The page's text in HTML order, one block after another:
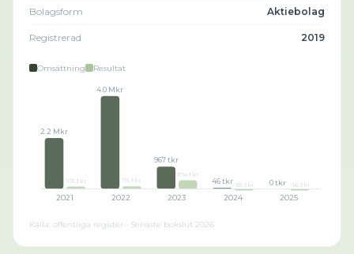
Bolagsform Aktiebolag
Registrerad 2019
Omsättning Resultat
2.2 Mkr
105 tkr
2021
4.0 Mkr
115 tkr
2022
967 tkr
374 tkr
2023
46 tkr -38 tkr
2024
0 tkr -16 tkr
2025
Källa: offentliga register · Senaste bokslut 2026